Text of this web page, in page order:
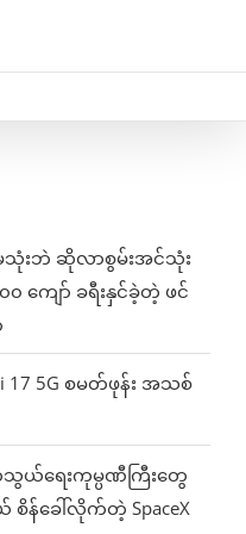
သုံးဘဲ ဆိုလာစွမ်းအင်သုံး
၀ ကျော် ခရီးနှင်ခဲ့တဲ့ ဖင်
17 5G စမတ်ဖုန်း အသစ်
ရေးကုမ္ပဏီကြီးတွေ
န်ခေါ်လိုက်တဲ့ SpaceX